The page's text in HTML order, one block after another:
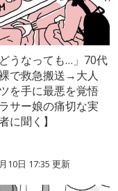
どうなっても…」70代
で救急搬送→大人
を手に最悪を覚悟
サー娘の痛切な実
に聞く】
10日 17:35 更新